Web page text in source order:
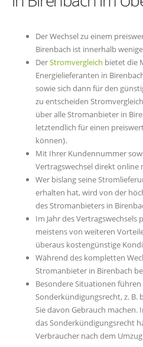
Der Wechsel zu einem
Birenbach ist innerhalb
DerStromvergleich bietet die
Energielieferanten in
sowie sich dann für den
zu entscheiden
über alle Stromanbieter in
letztendlich für einen
können}.
Mit Ihrer Kundennummer
Vertragswechsel direkt online
Wer bislang seine
erhalten hat, wird von der
des Stromanbieters in
Im Jahr des
meistens von weiteren
überaus kostengünstige
Während des kompletten
Stromanbieter in Birenbach
Besondere Situationen führen
Sonderkündigungsrecht, z. B.
Sie davon Gebrauch machen.
das Sonderkündigungsrecht
Verbraucher nach dem